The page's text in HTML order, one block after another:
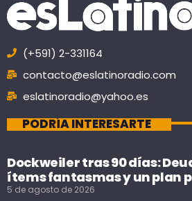
(+591) 2-331164
contacto@eslatinoradio.com
eslatinoradio@yahoo.es
PODRÍA INTERESARTE
Dockweiler tras 90 días:
ítems fantasmas y un plan
5 de agosto de 2026